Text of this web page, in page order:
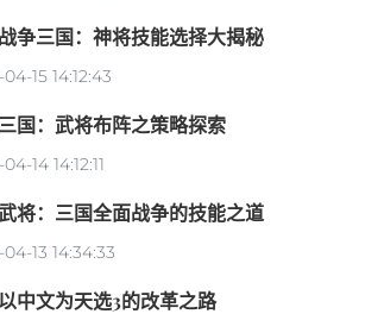
争三国：神将技能选择大揭秘
15 14:12:43
国：武将布阵之策略探索
14 14:12:11
将：三国全面战争的技能之道
13 14:34:33
中文为天选3的改革之路